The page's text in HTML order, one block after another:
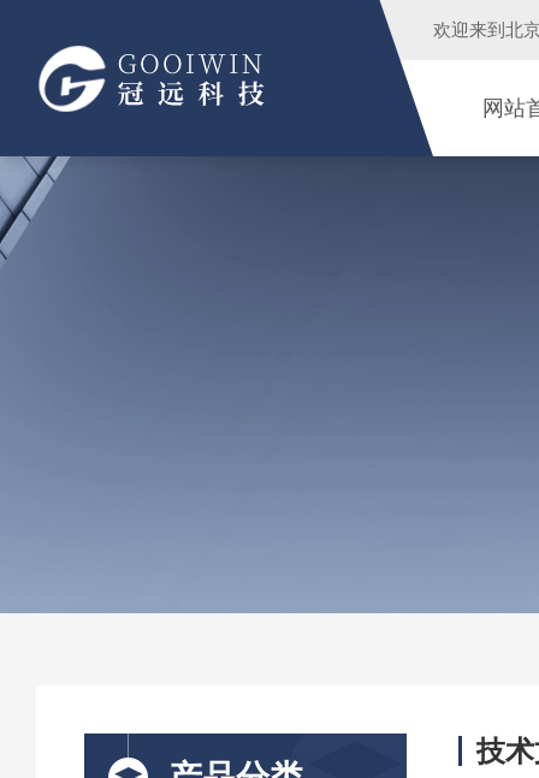
欢迎来到 北
网站
技